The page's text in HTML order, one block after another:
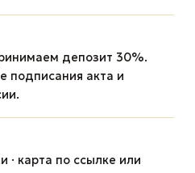
депозит 30%.
подписания акта и
· карта по ссылке или